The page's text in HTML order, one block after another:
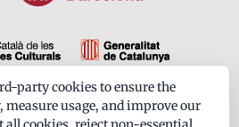
party cookies to ensure the
usage, and improve our